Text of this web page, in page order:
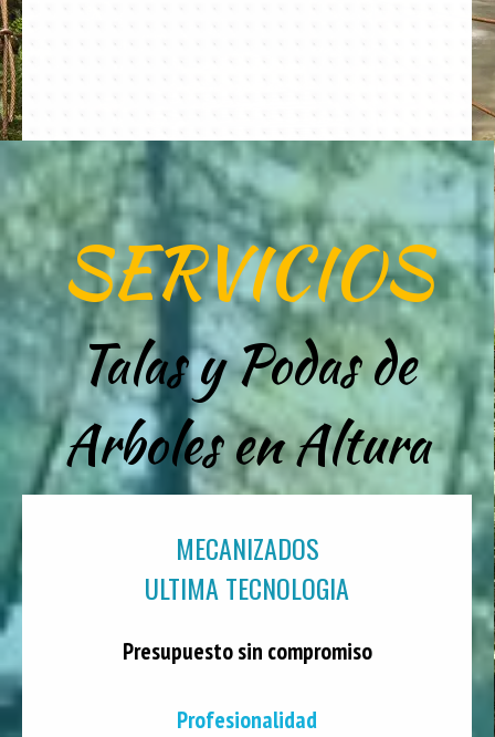
SERVICIOS
Talas y Podas de
Arboles en Altura
MECANIZADOS
ULTIMA TECNOLOGIA
Presupuesto sin compromiso
Profesionalidad